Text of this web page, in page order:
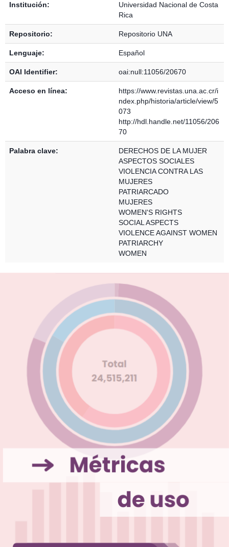
Institución:
Universidad Nacional de Costa
Rica
Repositorio: Repositorio UNA
Lenguaje: Español
OAI Identifier: oai:null:11056/20670
Acceso en línea:
https://www.revistas.una.ac.cr/i
ndex.php/historia/article/view/5
073
http://hdl.handle.net/11056/206
70
Palabra clave:
DERECHOS DE LA MUJER
ASPECTOS SOCIALES
VIOLENCIA CONTRA LAS
MUJERES
PATRIARCADO
MUJERES
WOMEN'S RIGHTS
SOCIAL ASPECTS
VIOLENCE AGAINST WOMEN
PATRIARCHY
WOMEN